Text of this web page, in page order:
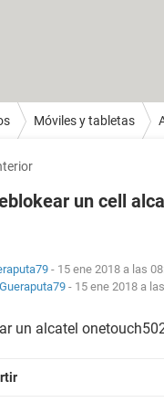
Móviles y tabletas
un cell
- 15 ene 2018 a las
Gueraputa79 - 15 ene 2018 a
un alcatel